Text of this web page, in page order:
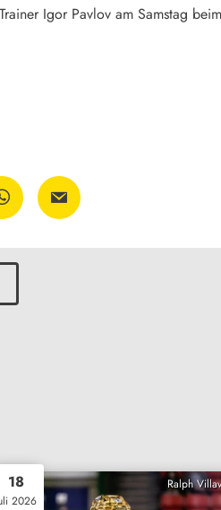
Igor Pavlov am Samstag
Ralph
18
2026